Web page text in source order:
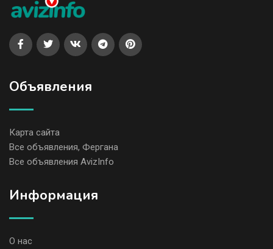
Объявления
Карта сайта
Все объявления, Фергана
Все объявления AvizInfo
Информация
О нас